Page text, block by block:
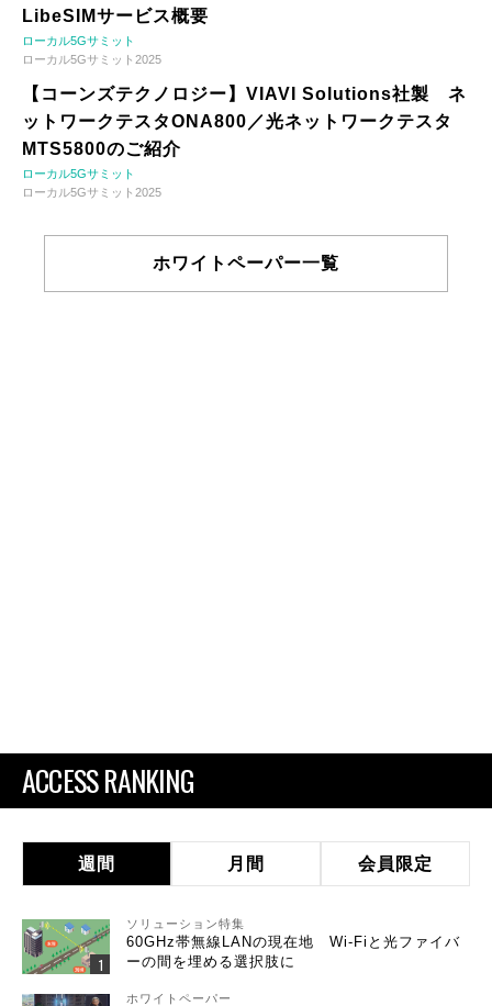
LibeSIMサービス概要
ローカル5Gサミット
ローカル5Gサミット2025
【コーンズテクノロジー】VIAVI Solutions社製 ネ
ットワークテスタONA800／光ネットワークテスタ
MTS5800のご紹介
ローカル5Gサミット
ローカル5Gサミット2025
ホワイトペーパー一覧
ACCESS RANKING
週間 月間 会員限定
ソリューション特集
60GHz帯無線LANの現在地 Wi-Fiと光ファイバ
ーの間を埋める選択肢に
ホワイトペーパー